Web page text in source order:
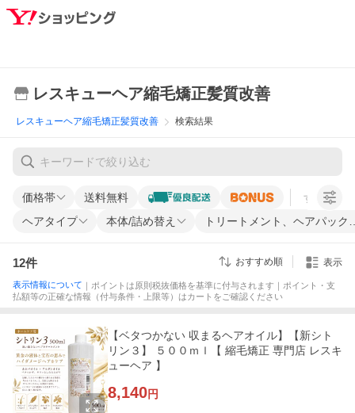
レスキューヘア縮毛矯正髪質改善
レスキューヘア縮毛矯正髪質改善 検索結果
価格帯 送料無料 すべての条
ヘアタイプ 本体/詰め替え トリートメント、ヘアパック
12件 おすすめ順 表示
表示情報について ｜ポイントは原則税抜価格を基準に付与されます｜ポイント・支
払額等の正確な情報（付与条件・上限等）はカートをご確認ください
【ベタつかない 収まるヘアオイル】【新シト
リン３】 ５００ｍｌ【 縮毛矯正 専門店 レスキ
ューヘア 】
8,140円